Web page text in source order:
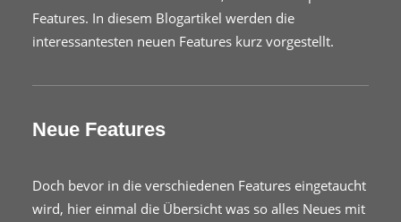
Features. In diesem Blogartikel werden die
interessantesten neuen Features kurz vorgestellt.
Neue Features
Doch bevor in die verschiedenen Features eingetaucht
wird, hier einmal die Übersicht was so alles Neues mit